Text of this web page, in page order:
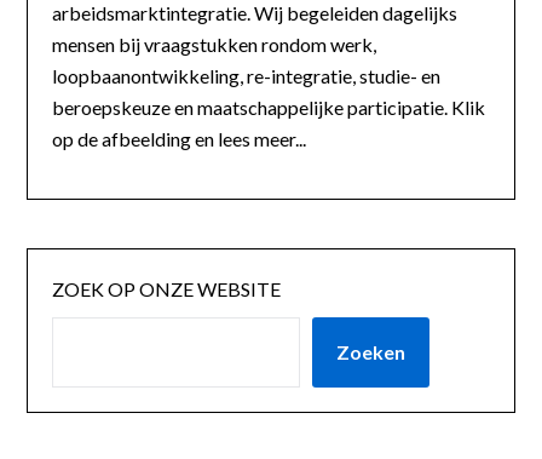
arbeidsmarktintegratie. Wij begeleiden dagelijks
mensen bij vraagstukken rondom werk,
loopbaanontwikkeling, re-integratie, studie- en
beroepskeuze en maatschappelijke participatie. Klik
op de afbeelding en lees meer...
ZOEK OP ONZE WEBSITE
Zoeken